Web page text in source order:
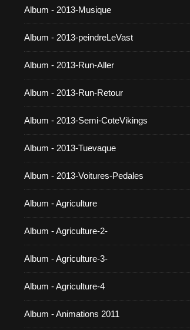
Album - 2013-Musique
Album - 2013-peindreLeVast
Album - 2013-Run-Aller
Album - 2013-Run-Retour
Album - 2013-Semi-CoteVikings
Album - 2013-Tuevaque
Album - 2013-Voitures-Pedales
Album - Agriculture
Album - Agriculture-2-
Album - Agriculture-3-
Album - Agriculture-4
Album - Animations 2011